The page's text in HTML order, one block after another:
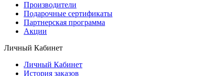
Производители
Подарочные сертификаты
Партнерская программа
Акции
Личный Кабинет
Личный Кабинет
История заказов